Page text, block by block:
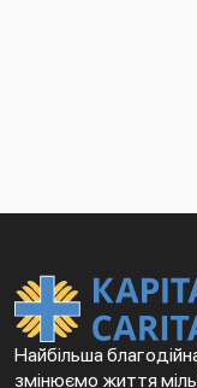
Найбільша
змінюємо життя